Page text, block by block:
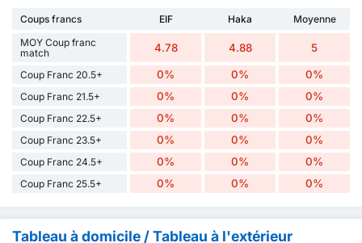
Coups francs EIF Haka
Moyenne
MOY Coup franc
match
4.78 4.88 5
Coup Franc 20.5+ 0% 0% 0%
Coup Franc 21.5+ 0% 0% 0%
Coup Franc 22.5+ 0% 0% 0%
Coup Franc 23.5+ 0% 0% 0%
Coup Franc 24.5+ 0% 0% 0%
Coup Franc 25.5+ 0% 0% 0%
Tableau à domicile / Tableau à l'extérieur